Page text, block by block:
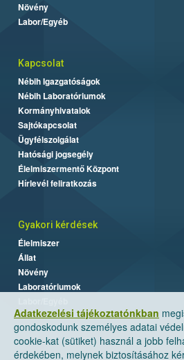
Adatkezelési tájékoztatónkban
gondoskodunk személyes adatai
cookie-kat (sütiket) használ a jobb
érdekében, melynek biztosításához
Növény
Labor/Egyéb
Kapcsolat
Nébih Igazgatóságok
Nébih Laboratóriumok
Kormányhivatalok
Sajtókapcsolat
Ügyfélszolgálat
Hatósági jogsegély
Élelmiszermentő Központ
Hírlevél feliratkozás
Gyakori kérdések
Élelmiszer
Állat
Növény
Laboratóriumok